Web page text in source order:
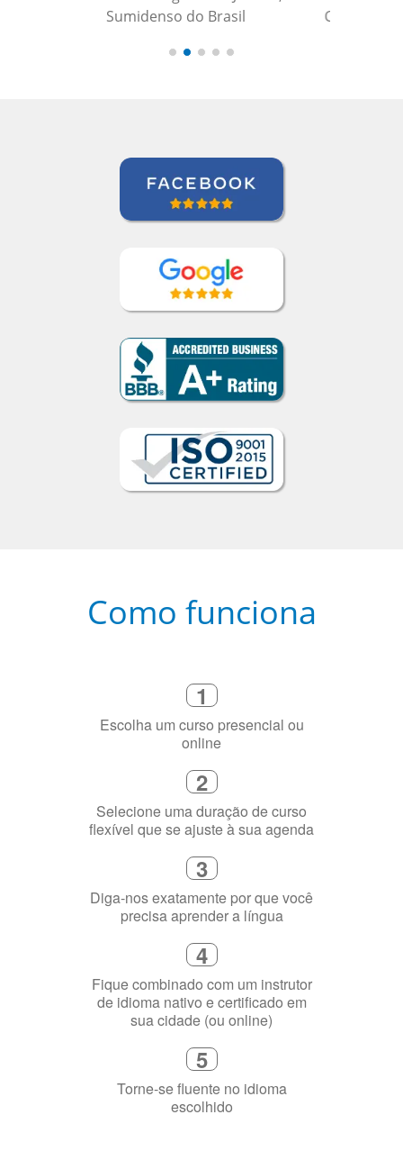
Curso de Português em Manaus
Como funciona
1
Escolha um curso presencial ou
online
2
Selecione uma duração de curso
flexível que se ajuste à sua agenda
3
Diga-nos exatamente por que você
precisa aprender a língua
4
Fique combinado com um instrutor
de idioma nativo e certificado em
sua cidade (ou online)
5
Torne-se fluente no idioma
escolhido